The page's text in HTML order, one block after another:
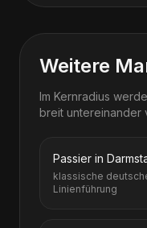
Weitere
Im Kernradius
breit untereinander
Passier in
klassische
Linienführung